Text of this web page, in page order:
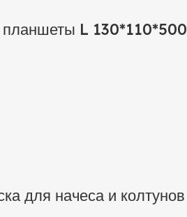
планшеты L 130*110*500
для начеса и колтунов